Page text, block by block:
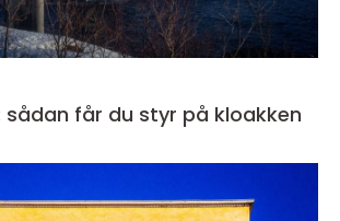
sådan får du styr på kloakken